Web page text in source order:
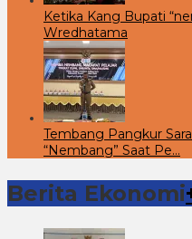
Ketika Kang Bupati
Wredhatama
Tembang Pangkur
“Nembang” Saat Pe…
Berita Ekonomi